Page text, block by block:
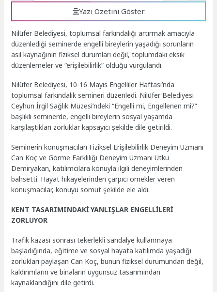
Yazı Özetini Göster
Nilüfer Belediyesi, toplumsal farkındalığı artırmak amacıyla
düzenlediği seminerde engelli bireylerin yaşadığı sorunların
asıl kaynağının fiziksel durumları değil, toplumdaki eksik
düzenlemeler ve “erişilebilirlik” olduğu vurgulandı.
Nilüfer Belediyesi, 10-16 Mayıs Engelliler Haftası’nda
toplumsal farkındalık semineri düzenledi. Nilüfer Belediyesi
Ceyhun İrgil Sağlık Müzesi’ndeki “Engelli mi, Engellenen mi?”
başlıklı seminerde, engelli bireylerin sosyal yaşamda
karşılaştıkları zorluklar kapsayıcı şekilde dile getirildi.
Seminerin konuşmacıları Fiziksel Erişilebilirlik Deneyim Uzmanı
Can Koç ve Görme Farklılığı Deneyim Uzmanı Utku
Demiryakan, katılımcılara konuyla ilgili deneyimlerinden
bahsetti. Hayat hikayelerinden çarpıcı örnekler veren
konuşmacılar, konuyu somut şekilde ele aldı.
KENT TASARIMINDAKİ YANLIŞLAR ENGELLİLERİ
ZORLUYOR
Trafik kazası sonrası tekerlekli sandalye kullanmaya
başladığında, eğitime ve sosyal hayata katılımda yaşadığı
zorlukları paylaşan Can Koç, bunun fiziksel durumundan değil,
kaldırımların ve binaların uygunsuz tasarımından
kaynaklandığını dile getirdi.